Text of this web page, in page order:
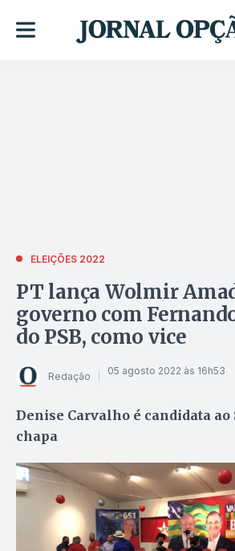
ELEIÇÕES 2022
PT lança Wolmir
governo com
do PSB, como vice
Redação 05 agosto 2022 às 16h53
Denise Carvalho é candidata ao
chapa